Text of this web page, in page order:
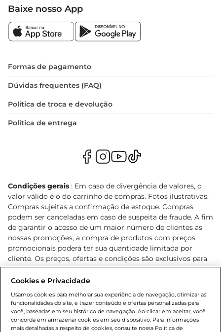
Baixe nosso App
Formas de pagamento
Dúvidas frequentes (FAQ)
Política de troca e devolução
Política de entrega
Condições gerais : Em caso de divergência de valores, o
valor válido é o do carrinho de compras. Fotos ilustrativas.
Compras sujeitas a confirmação de estoque. Compras
podem ser canceladas em caso de suspeita de fraude. A fim
de garantir o acesso de um maior número de clientes as
nossas promoções, a compra de produtos com preços
promocionais poderá ter sua quantidade limitada por
cliente. Os preços, ofertas e condições são exclusivos para
o e-commerce e válidos durante o dia de hoje, podendo
sofrer alterações sem prévia notificação. Proibida a venda
Lei n.º 8069/90, art. 81, inciso II (Estatuto da Criança e do
Adolescente). Preços e condições exclusivos para o
www.bretas.com.br, podendo sofrer alterações sem aviso
Cookies e Privacidade
Usamos cookies para melhorar sua experiência de navegação, otimizar as
funcionalidades do site, e trazer conteúdo e ofertas personalizadas para
você, baseadas em seu histórico de navegação. Ao clicar em aceitar, você
concorda em armazenar cookies em seu dispositivo. Para informações
mais detalhadas a respeito de cookies, consulte nossa Política de